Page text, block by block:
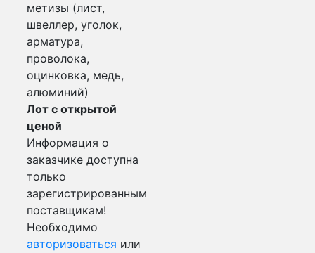
метизы (лист,
швеллер, уголок,
арматура,
проволока,
оцинковка, медь,
алюминий)
Лот с открытой
ценой
Информация о
заказчике доступна
только
зарегистрированным
поставщикам!
Необходимо
авторизоваться или